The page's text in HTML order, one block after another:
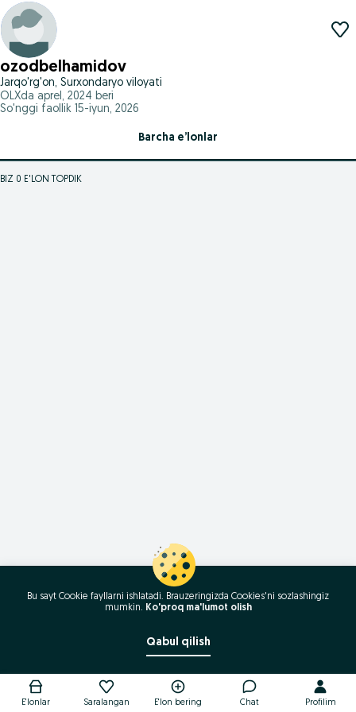
ozodbelhamidov
Jarqo'rg'on, Surxondaryo viloyati
OLXda aprel, 2024 beri
So'nggi faollik 15-iyun, 2026
Barcha e’lonlar
BIZ 0 E'LON TOPDIK
E'lonlar Saralangan E'lon bering Chat Profilim
Bu sayt Cookie fayllarni ishlatadi. Brauzeringizda Cookies'ni sozlashingiz
mumkin. Ko'proq ma'lumot olish
Qabul qilish